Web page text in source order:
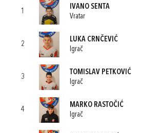
1
IVANO SENTA
Vratar
2
LUKA CRNČEVIĆ
Igrač
3
TOMISLAV PETKOVIĆ
Igrač
4
MARKO RASTOČIĆ
Igrač